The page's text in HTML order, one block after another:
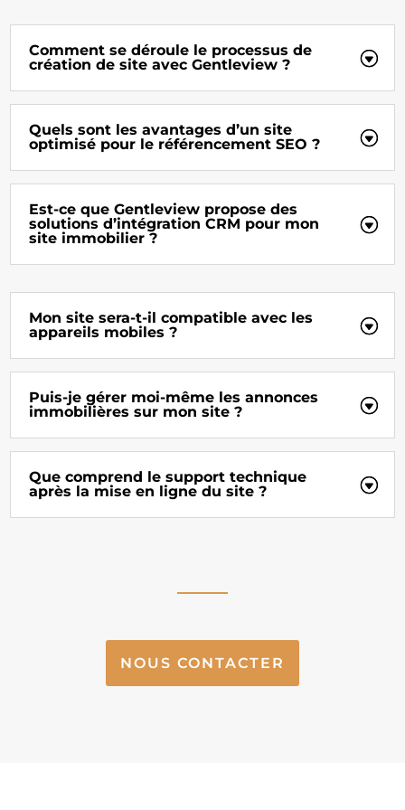
Comment se déroule le processus de
création de site avec Gentleview ?
Quels sont les avantages d’un site
optimisé pour le référencement SEO ?
Est-ce que Gentleview propose des
solutions d’intégration CRM pour mon
site immobilier ?
Mon site sera-t-il compatible avec les
appareils mobiles ?
Puis-je gérer moi-même les annonces
immobilières sur mon site ?
Que comprend le support technique
après la mise en ligne du site ?
NOUS CONTACTER